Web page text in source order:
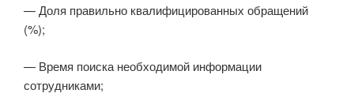
— Доля правильно квалифицированных обращений
(%);
— Время поиска необходимой информации
сотрудниками;